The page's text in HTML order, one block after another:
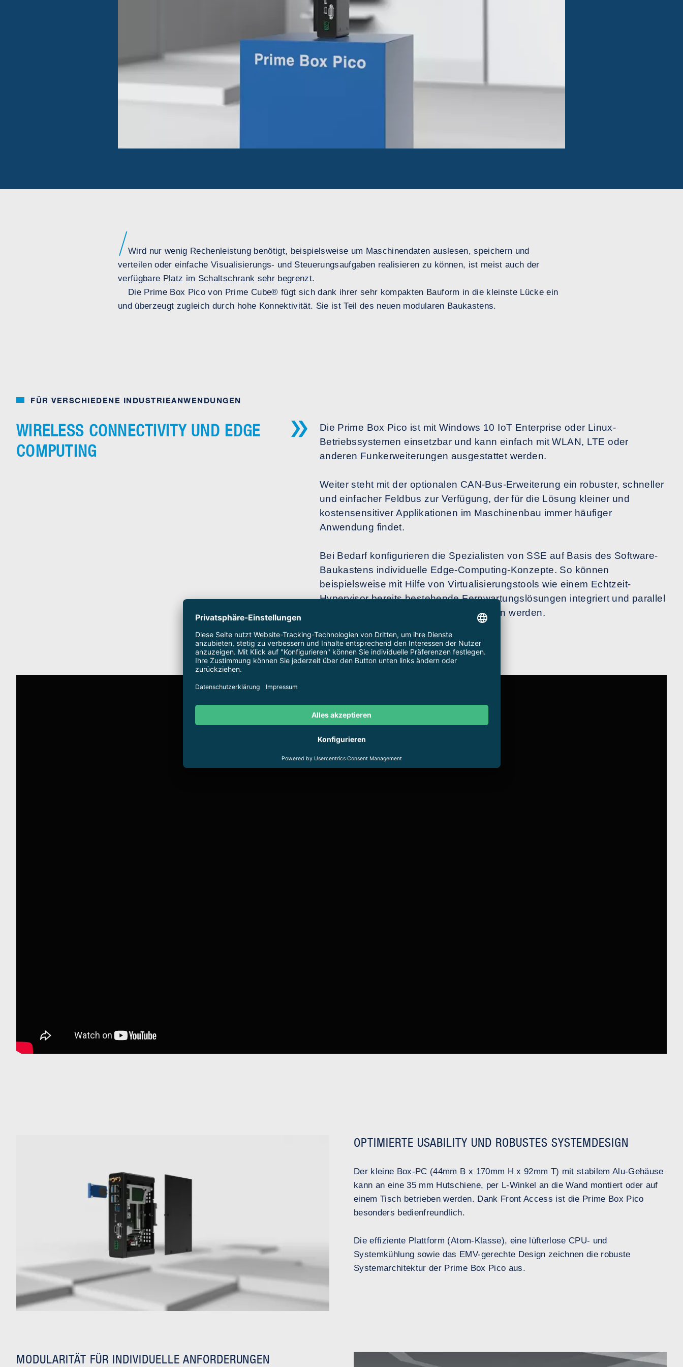
Wird nur wenig Rechenleistung benötigt, beispielsweise um Maschinendaten auslesen, speichern und
verteilen oder einfache Visualisierungs- und Steuerungsaufgaben realisieren zu können, ist meist auch der
verfügbare Platz im Schaltschrank sehr begrenzt.
Die Prime Box Pico von Prime Cube® fügt sich dank ihrer sehr kompakten Bauform in die kleinste Lücke ein
und überzeugt zugleich durch hohe Konnektivität. Sie ist Teil des neuen modularen Baukastens.
FÜR VERSCHIEDENE INDUSTRIEANWENDUNGEN
WIRELESS CONNECTIVITY UND EDGE
COMPUTING
Die Prime Box Pico ist mit Windows 10 IoT Enterprise oder Linux-
Betriebssystemen einsetzbar und kann einfach mit WLAN, LTE oder
anderen Funkerweiterungen ausgestattet werden.
Weiter steht mit der optionalen CAN-Bus-Erweiterung ein robuster, schneller
und einfacher Feldbus zur Verfügung, der für die Lösung kleiner und
kostensensitiver Applikationen im Maschinenbau immer häufiger
Anwendung findet.
Bei Bedarf konfigurieren die Spezialisten von SSE auf Basis des Software-
Baukastens individuelle Edge-Computing-Konzepte. So können
beispielsweise mit Hilfe von Virtualisierungstools wie einem Echtzeit-
Hypervisor bereits bestehende Fernwartungslösungen integriert und parallel
Docker-basierte Anwendungen betrieben werden.
OPTIMIERTE USABILITY UND ROBUSTES SYSTEMDESIGN
Der kleine Box-PC (44mm B x 170mm H x 92mm T) mit stabilem Alu-Gehäuse
kann an eine 35 mm Hutschiene, per L-Winkel an die Wand montiert oder auf
einem Tisch betrieben werden. Dank Front Access ist die Prime Box Pico
besonders bedienfreundlich.
Die effiziente Plattform (Atom-Klasse), eine lüfterlose CPU- und
Systemkühlung sowie das EMV-gerechte Design zeichnen die robuste
Systemarchitektur der Prime Box Pico aus.
MODULARITÄT FÜR INDIVIDUELLE ANFORDERUNGEN